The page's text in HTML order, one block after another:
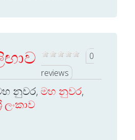
0
reviews
නුවර, මහ නුවර,
ලංකාව